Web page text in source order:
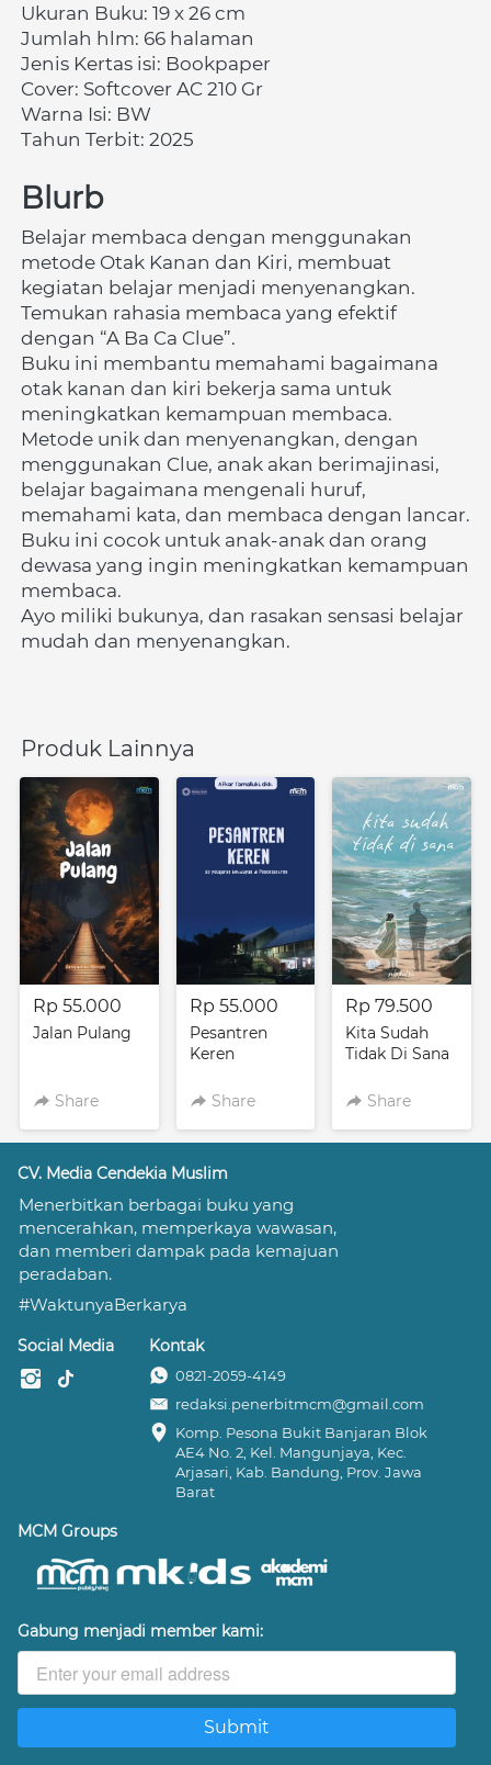
Ukuran Buku: 19 x 26 cm
Jumlah hlm: 66 halaman
Jenis Kertas isi: Bookpaper
Cover: Softcover AC 210 Gr
Warna Isi: BW
Tahun Terbit: 2025
Blurb
Belajar membaca dengan menggunakan
metode Otak Kanan dan Kiri, membuat
kegiatan belajar menjadi menyenangkan.
Temukan rahasia membaca yang efektif
dengan “A Ba Ca Clue”.
Buku ini membantu memahami bagaimana
otak kanan dan kiri bekerja sama untuk
meningkatkan kemampuan membaca.
Metode unik dan menyenangkan, dengan
menggunakan Clue, anak akan berimajinasi,
belajar bagaimana mengenali huruf,
memahami kata, dan membaca dengan lancar.
Buku ini cocok untuk anak-anak dan orang
dewasa yang ingin meningkatkan kemampuan
membaca.
Ayo miliki bukunya, dan rasakan sensasi belajar
mudah dan menyenangkan.
Produk Lainnya
Rp 55.000
Jalan Pulang
Share
Rp 55.000
Pesantren
Keren
Share
Rp 79.500
Kita Sudah
Tidak Di Sana
Share
CV. Media Cendekia Muslim
Menerbitkan berbagai buku yang
mencerahkan, memperkaya wawasan,
dan memberi dampak pada kemajuan
peradaban.
#WaktunyaBerkarya
Social Media Kontak
0821-2059-4149
redaksi.penerbitmcm@gmail.com
Komp. Pesona Bukit Banjaran Blok
AE4 No. 2, Kel. Mangunjaya, Kec.
Arjasari, Kab. Bandung, Prov. Jawa
Barat
MCM Groups
Gabung menjadi member kami:
`
Submit